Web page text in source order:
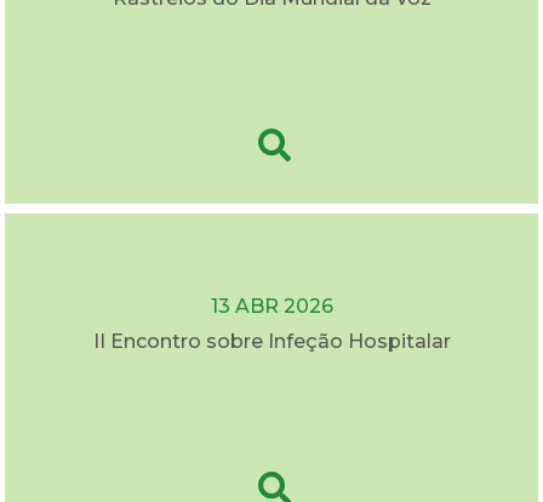
13 ABR 2026
II Encontro sobre Infeção Hospitalar